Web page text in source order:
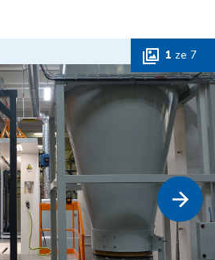
1 ze 7